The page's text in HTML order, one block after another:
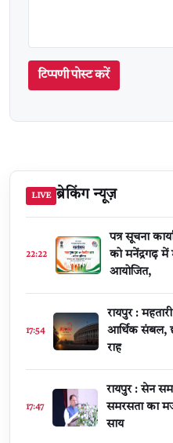
टिप्पणी पोस्ट करें
LIVE ब्रेकिंग न्यूज़
22:22
पत्र सूचना
को मनेंद्रगढ़ में
आयोजित,
17:54
रायपुर :
आर्थिक संबल,
राह
17:47
रायपुर : सेन
समरसता का
साय